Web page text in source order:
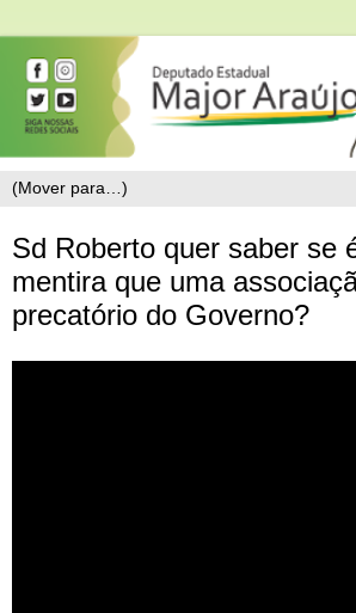
Sd Roberto quer saber se
mentira que uma
precatório do Governo?